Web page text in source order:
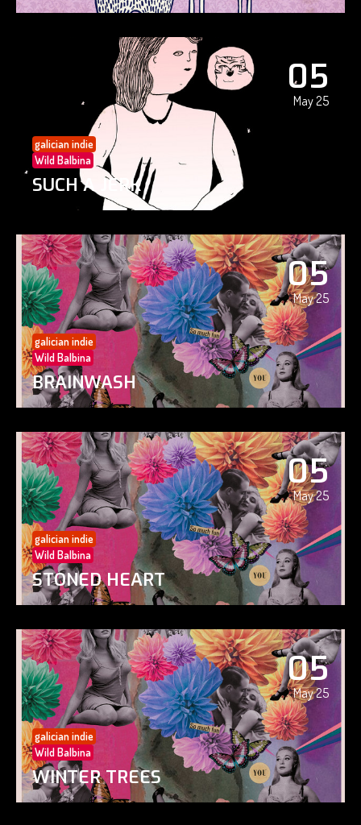
05
May 25
galician indie
Wild Balbina
SUCH A JERK
05
May 25
galician indie
Wild Balbina
BRAINWASH
05
May 25
galician indie
Wild Balbina
STONED HEART
05
May 25
galician indie
Wild Balbina
WINTER TREES